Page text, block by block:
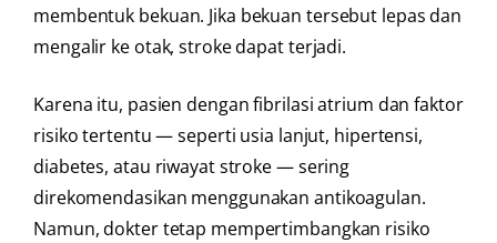
membentuk bekuan. Jika bekuan tersebut lepas dan
mengalir ke otak, stroke dapat terjadi.
Karena itu, pasien dengan fibrilasi atrium dan faktor
risiko tertentu — seperti usia lanjut, hipertensi,
diabetes, atau riwayat stroke — sering
direkomendasikan menggunakan antikoagulan.
Namun, dokter tetap mempertimbangkan risiko